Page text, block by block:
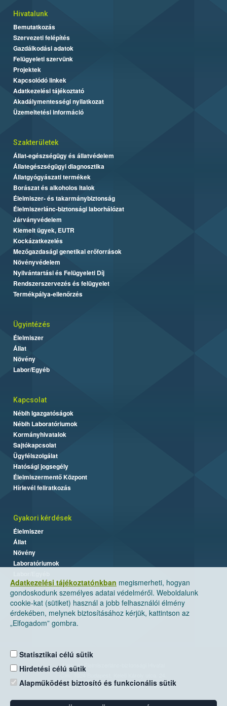
Adatkezelési tájékoztatónkban megismerheti, hogyan
gondoskodunk személyes adatai védelméről. Weboldalunk
cookie-kat (sütiket) használ a jobb felhasználói élmény
érdekében, melynek biztosításához kérjük, kattintson az
„Elfogadom” gombra.
Statisztikai célú sütik
Hirdetési célú sütik
Alapműködést biztosító és funkcionális sütik
Hivatalunk
Bemutatkozás
Szervezeti felépítés
Gazdálkodási adatok
Felügyeleti szervünk
Projektek
Kapcsolódó linkek
Adatkezelési tájékoztató
Akadálymentességi nyilatkozat
Üzemeltetési információ
Szakterületek
Állat-egészségügy és állatvédelem
Állategészségügyi diagnosztika
Állatgyógyászati termékek
Borászat és alkoholos italok
Élelmiszer- és takarmánybiztonság
Élelmiszerlánc-biztonsági laborhálózat
Járványvédelem
Kiemelt ügyek, EUTR
Kockázatkezelés
Mezőgazdasági genetikai erőforrások
Növényvédelem
Nyilvántartási és Felügyeleti Díj
Rendszerszervezés és felügyelet
Termékpálya-ellenőrzés
Ügyintézés
Élelmiszer
Állat
Növény
Labor/Egyéb
Kapcsolat
Nébih Igazgatóságok
Nébih Laboratóriumok
Kormányhivatalok
Sajtókapcsolat
Ügyfélszolgálat
Hatósági jogsegély
Élelmiszermentő Központ
Hírlevél feliratkozás
Gyakori kérdések
Élelmiszer
Állat
Növény
Laboratóriumok
Nemzeti Élelmiszerlánc-biztonsági Hivatal
Levelezési cím: 1525 Budapest. Pf. 30.